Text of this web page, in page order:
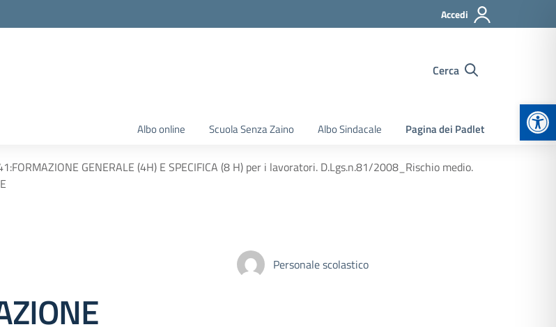
Accedi
Cerca
Albo online Scuola Senza Zaino Albo Sindacale Pagina dei Padlet
GENERALE (4H) E SPECIFICA (8 H) per i lavoratori. D.Lgs.n.81/2008_Rischio medio.
Personale scolastico